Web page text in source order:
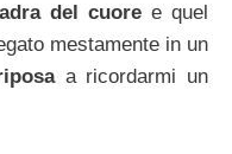
del cuore e quel
mestamente in un
a ricordarmi un